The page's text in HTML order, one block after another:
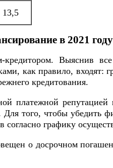
13,5
в 2021 году
Выяснив
как правило,
кредитования.
платежной
того, чтобы убедить
согласно графику
о досрочном